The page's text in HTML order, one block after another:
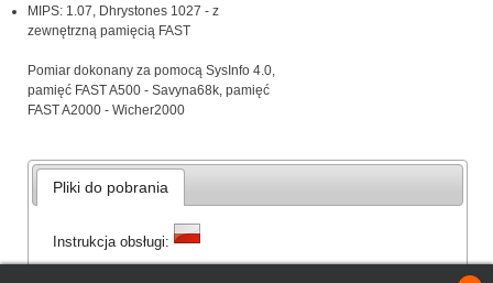
MIPS: 1.07, Dhrystones 1027 - z
zewnętrzną pamięcią FAST
Pomiar dokonany za pomocą SysInfo 4.0,
pamięć FAST A500 - Savyna68k, pamięć
FAST A2000 - Wicher2000
Pliki do pobrania
Instrukcja obsługi: